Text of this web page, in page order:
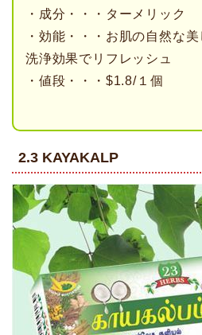
・成分・・・ターメリック
・効能・・・お肌の自然な
洗浄効果でリフレッシュ
・値段・・・$1.8/１個
2.3 KAYAKALP